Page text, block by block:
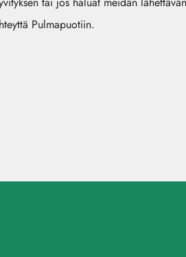
Pulmapuotiin.